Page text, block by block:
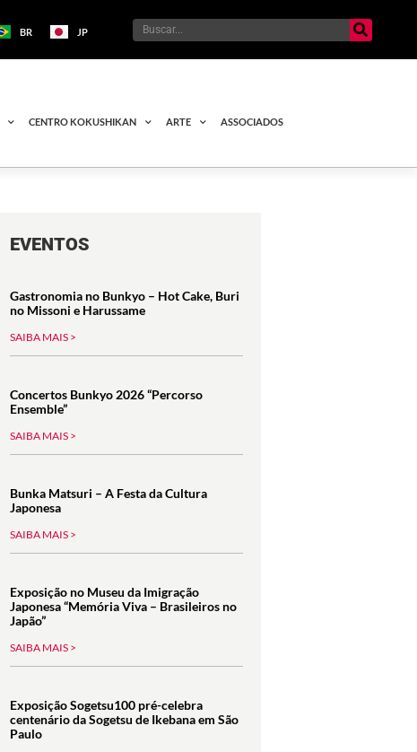
BR JP
CENTRO KOKUSHIKAN ARTE ASSOCIADOS
EVENTOS
Gastronomia no Bunkyo – Hot Cake, Buri
no Missoni e Harussame
SAIBA MAIS >
Concertos Bunkyo 2026 “Percorso
Ensemble”
SAIBA MAIS >
Bunka Matsuri – A Festa da Cultura
Japonesa
SAIBA MAIS >
Exposição no Museu da Imigração
Japonesa “Memória Viva – Brasileiros no
Japão”
SAIBA MAIS >
Exposição Sogetsu100 pré-celebra
centenário da Sogetsu de Ikebana em São
Paulo